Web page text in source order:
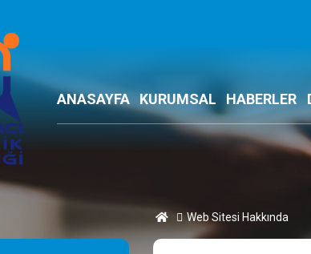
ANASAYFA KURUMSAL HABERLER
Web Sitesi Hakkında